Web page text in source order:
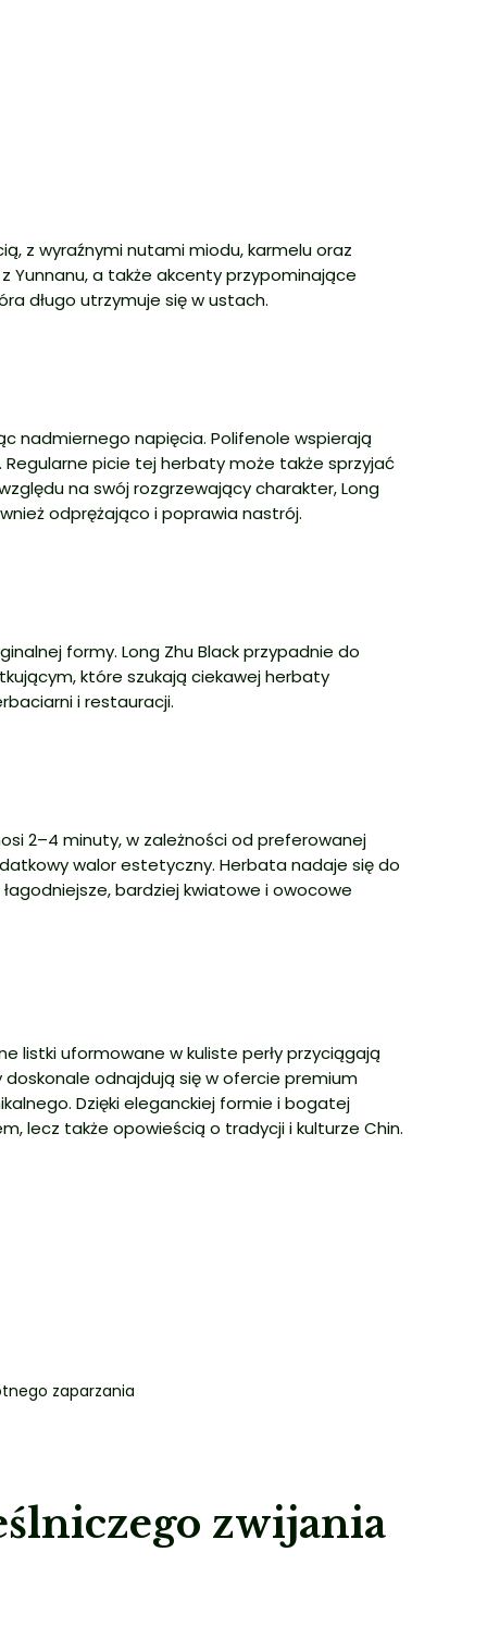
z wyraźnymi nutami miodu, karmelu oraz
Yunnanu, a także akcenty przypominające
długo utrzymuje się w ustach.
nadmiernego napięcia. Polifenole wspierają
picie tej herbaty może także sprzyjać
na swój rozgrzewający charakter, Long
odprężająco i poprawia nastrój.
formy. Long Zhu Black przypadnie do
które szukają ciekawej herbaty
i restauracji.
2–4 minuty, w zależności od preferowanej
walor estetyczny. Herbata nadaje się do
bardziej kwiatowe i owocowe
listki uformowane w kuliste perły przyciągają
doskonale odnajdują się w ofercie premium
Dzięki eleganckiej formie i bogatej
lecz także opowieścią o tradycji i kulturze Chin.
zaparzania
zwijania